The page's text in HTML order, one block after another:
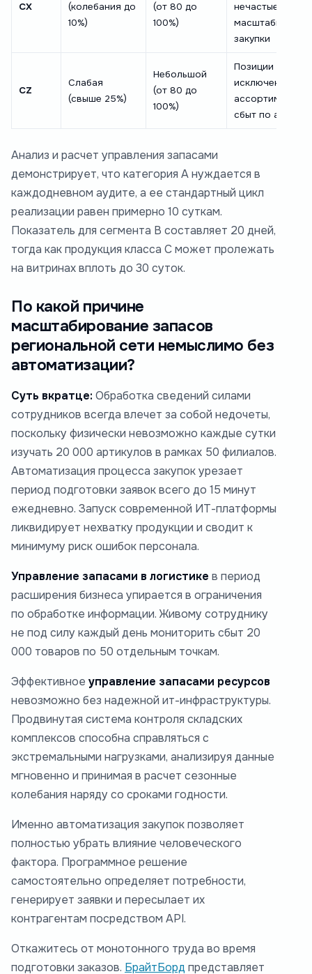
CX
(колебания до
10%)
(от 80 до
100%)
нечастые
масштабные
закупки
CZ
Слабая
(свыше 25%)
Небольшой
(от 80 до
100%)
Позиции для
исключения из
ассортимента,
сбыт по акции
Анализ и расчет управления запасами
демонстрирует, что категория А нуждается в
каждодневном аудите, а ее стандартный цикл
реализации равен примерно 10 суткам.
Показатель для сегмента В составляет 20 дней,
тогда как продукция класса С может пролежать
на витринах вплоть до 30 суток.
По какой причине
масштабирование запасов
региональной сети немыслимо без
автоматизации?
Суть вкратце: Обработка сведений силами
сотрудников всегда влечет за собой недочеты,
поскольку физически невозможно каждые сутки
изучать 20 000 артикулов в рамках 50 филиалов.
Автоматизация процесса закупок урезает
период подготовки заявок всего до 15 минут
ежедневно. Запуск современной ИТ-платформы
ликвидирует нехватку продукции и сводит к
минимуму риск ошибок персонала.
Управление запасами в логистике в период
расширения бизнеса упирается в ограничения
по обработке информации. Живому сотруднику
не под силу каждый день мониторить сбыт 20
000 товаров по 50 отдельным точкам.
Эффективное управление запасами ресурсов
невозможно без надежной ит-инфраструктуры.
Продвинутая система контроля складских
комплексов способна справляться с
экстремальными нагрузками, анализируя данные
мгновенно и принимая в расчет сезонные
колебания наряду со сроками годности.
Именно автоматизация закупок позволяет
полностью убрать влияние человеческого
фактора. Программное решение
самостоятельно определяет потребности,
генерирует заявки и пересылает их
контрагентам посредством API.
Откажитесь от монотонного труда во время
подготовки заказов. БрайтБорд представляет